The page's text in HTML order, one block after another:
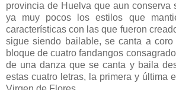
provincia de Huelva que aun conserva
ya muy pocos los estilos que
características con las que fueron
sigue siendo bailable, se canta a
bloque de cuatro fandangos
de una danza que se canta y baila
estas cuatro letras, la primera y última